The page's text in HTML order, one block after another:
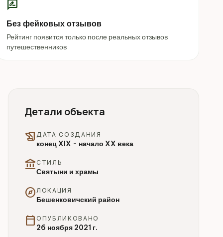
rate_review
Без фейковых отзывов
Рейтинг появится только после реальных отзывов
путешественников
Детали объекта
history_edu ДАТА СОЗДАНИЯ
конец XIX - начало XX века
account_balance СТИЛЬ
Святыни и храмы
explore ЛОКАЦИЯ
Бешенковичский район
calendar_today ОПУБЛИКОВАНО
26 ноября 2021 г.